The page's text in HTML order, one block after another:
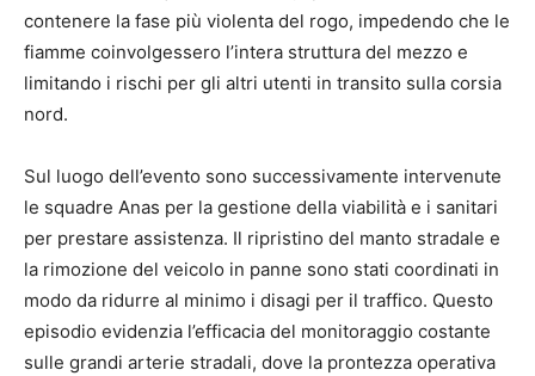
contenere la fase più violenta del rogo, impedendo che le
fiamme coinvolgessero l’intera struttura del mezzo e
limitando i rischi per gli altri utenti in transito sulla corsia
nord.
Sul luogo dell’evento sono successivamente intervenute
le squadre Anas per la gestione della viabilità e i sanitari
per prestare assistenza. Il ripristino del manto stradale e
la rimozione del veicolo in panne sono stati coordinati in
modo da ridurre al minimo i disagi per il traffico. Questo
episodio evidenzia l’efficacia del monitoraggio costante
sulle grandi arterie stradali, dove la prontezza operativa